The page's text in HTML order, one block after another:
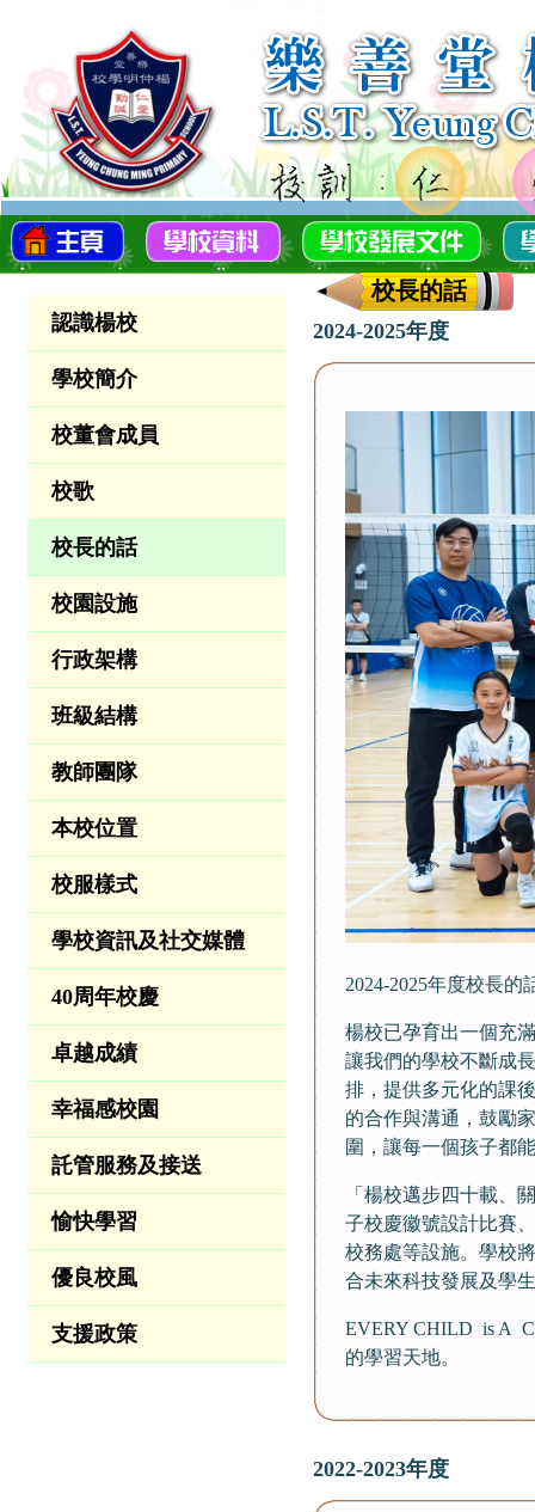
認識楊校
學校簡介
校董會成員
校歌
校長的話
校園設施
行政架構
班級結構
教師團隊
本校位置
校服樣式
學校資訊及社交媒體
40周年校慶
卓越成績
幸福感校園
託管服務及接送
愉快學習
優良校風
支援政策
校長的話
2024-2025年度
2024-2025年度校長的
楊校已孕育出一個充
讓我們的學校不斷成
排，提供多元化的課
的合作與溝通，鼓勵
圍，讓每一個孩子都
「楊校邁步四十載、
子校慶徽號設計比賽
校務處等設施。學校
合未來科技發展及學
EVERY CHILD is A
的學習天地。
2022-2023年度